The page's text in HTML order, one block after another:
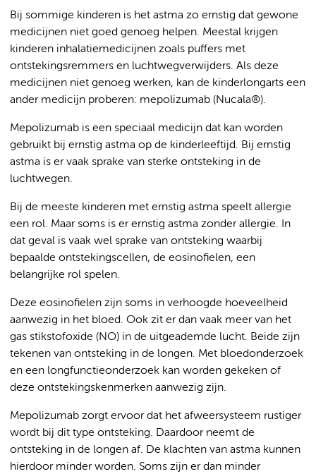
Bij sommige kinderen is het astma zo ernstig dat gewone
medicijnen niet goed genoeg helpen. Meestal krijgen
kinderen inhalatiemedicijnen zoals puffers met
ontstekingsremmers en luchtwegverwijders. Als deze
medicijnen niet genoeg werken, kan de kinderlongarts een
ander medicijn proberen: mepolizumab (Nucala®).
Mepolizumab is een speciaal medicijn dat kan worden
gebruikt bij ernstig astma op de kinderleeftijd. Bij ernstig
astma is er vaak sprake van sterke ontsteking in de
luchtwegen.
Bij de meeste kinderen met ernstig astma speelt allergie
een rol. Maar soms is er ernstig astma zonder allergie. In
dat geval is vaak wel sprake van ontsteking waarbij
bepaalde ontstekingscellen, de eosinofielen, een
belangrijke rol spelen.
Deze eosinofielen zijn soms in verhoogde hoeveelheid
aanwezig in het bloed. Ook zit er dan vaak meer van het
gas stikstofoxide (NO) in de uitgeademde lucht. Beide zijn
tekenen van ontsteking in de longen. Met bloedonderzoek
en een longfunctieonderzoek kan worden gekeken of
deze ontstekingskenmerken aanwezig zijn.
Mepolizumab zorgt ervoor dat het afweersysteem rustiger
wordt bij dit type ontsteking. Daardoor neemt de
ontsteking in de longen af. De klachten van astma kunnen
hierdoor minder worden. Soms zijn er dan minder